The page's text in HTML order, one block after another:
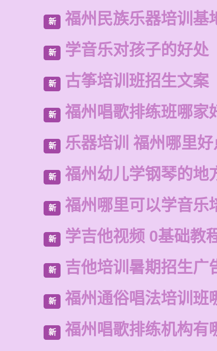
新 福州民族乐器培训基
新 学音乐对孩子的好处
新 古筝培训班招生文案
新 福州唱歌排练班哪家
新 乐器培训 福州哪里
新 福州幼儿学钢琴的地
新 福州哪里可以学音乐
新 学吉他视频 0基础教
新 吉他培训暑期招生广
新 福州通俗唱法培训班
新 福州唱歌排练机构有